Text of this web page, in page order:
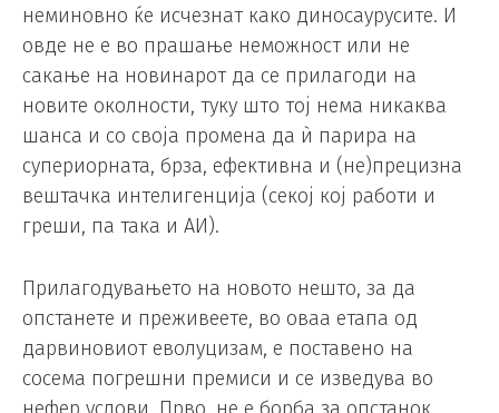
неминовно ќе исчезнат како диносаурусите. И
овде не е во прашање неможност или не
сакање на новинарот да се прилагоди на
новите околности, туку што тој нема никаква
шанса и со своја промена да ѝ парира на
супериорната, брза, ефективна и (не)прецизна
вештачка интелигенција (секој кој работи и
греши, па така и АИ).
Прилагодувањето на новото нешто, за да
опстанете и преживеете, во оваа етапа од
дарвиновиот еволуцизам, е поставено на
сосема погрешни премиси и се изведува во